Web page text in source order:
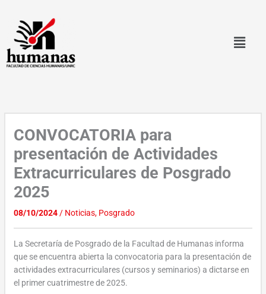
contenido
CONVOCATORIA para
presentación de Actividades
Extracurriculares de Posgrado
2025
08/10/2024/ Noticias, Posgrado
La Secretaría de Posgrado de la Facultad de Humanas informa
que se encuentra abierta la convocatoria para la presentación de
actividades extracurriculares (cursos y seminarios) a dictarse en
el primer cuatrimestre de 2025.